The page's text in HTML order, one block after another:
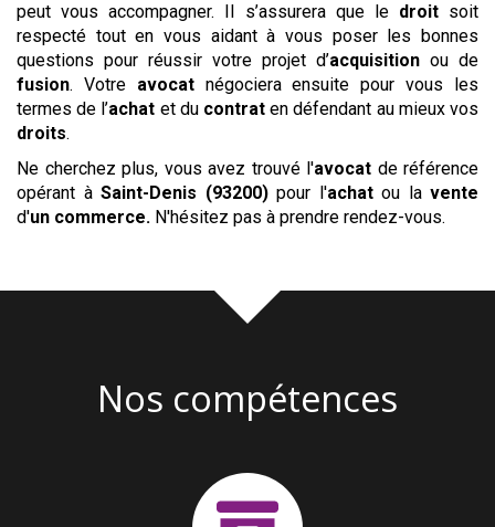
peut vous accompagner. Il s’assurera que le droitsoit
respecté tout en vous aidant à vous poser les bonnes
questions pour réussir votre projet d’acquisition ou de
fusion. Votre avocatnégociera ensuite pour vous les
termes de l’achat et du contrat en défendant au mieux vos
droits.
Ne cherchez plus, vous avez trouvé l'avocat de référence
opérant à Saint-Denis (93200)pour l'achatou lavente
d'un commerce. N'hésitez pas à prendre rendez-vous.
Nos compétences